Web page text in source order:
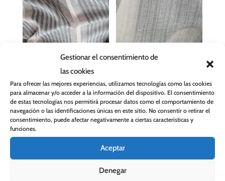
Gestionar el consentimiento de
las cookies
Para ofrecer las mejores experiencias, utilizamos tecnologías como las cookies
para almacenar y/o acceder a la información del dispositivo. El consentimiento
de estas tecnologías nos permitirá procesar datos como el comportamiento de
navegación o las identificaciones únicas en este sitio. No consentir o retirar el
consentimiento, puede afectar negativamente a ciertas características y
funciones.
Aceptar
Denegar
Tela para cortina
Capri
12,90€
Tela para cortina
18,90€